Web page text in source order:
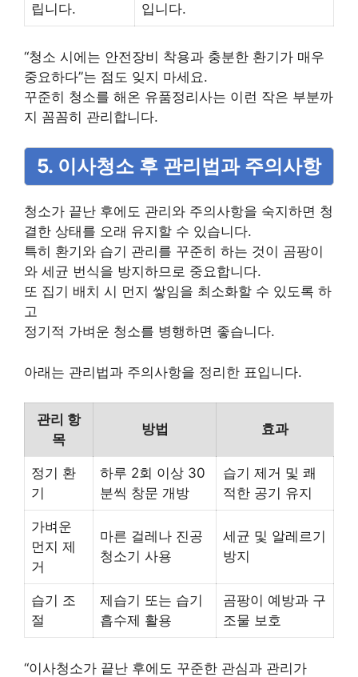
립니다.
입니다.
“청소 시에는 안전장비 착용과 충분한 환기가 매우
중요하다”는 점도 잊지 마세요.
꾸준히 청소를 해온 유품정리사는 이런 작은 부분까
지 꼼꼼히 관리합니다.
5. 이사청소 후 관리법과 주의사항
청소가 끝난 후에도 관리와 주의사항을 숙지하면 청
결한 상태를 오래 유지할 수 있습니다.
특히 환기와 습기 관리를 꾸준히 하는 것이 곰팡이
와 세균 번식을 방지하므로 중요합니다.
또 집기 배치 시 먼지 쌓임을 최소화할 수 있도록 하
고
정기적 가벼운 청소를 병행하면 좋습니다.
아래는 관리법과 주의사항을 정리한 표입니다.
관리 항
목
방법 효과
정기 환
기
하루 2회 이상 30
분씩 창문 개방
습기 제거 및 쾌
적한 공기 유지
가벼운
먼지 제
거
마른 걸레나 진공
청소기 사용
세균 및 알레르기
방지
습기 조
절
제습기 또는 습기
흡수제 활용
곰팡이 예방과 구
조물 보호
“이사청소가 끝난 후에도 꾸준한 관심과 관리가